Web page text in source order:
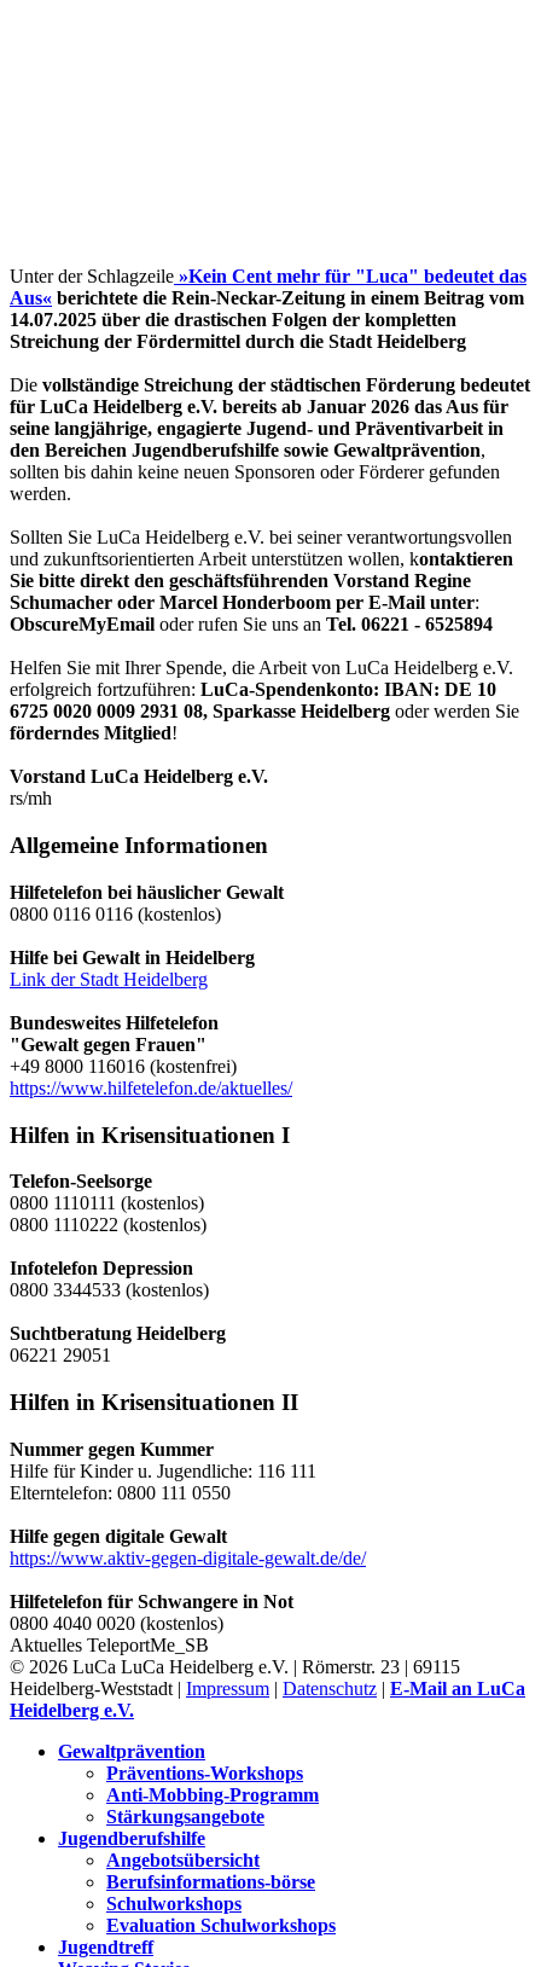
Unter der Schlagzeile »Kein Cent mehr für "Luca" bedeutet das
Aus« berichtete die Rein-Neckar-Zeitung in einem Beitrag vom
14.07.2025 über die drastischen Folgen der kompletten
Streichung der Fördermittel durch die Stadt Heidelberg
Die vollständige Streichung der städtischen Förderung bedeutet
für LuCa Heidelberg e.V. bereits ab Januar 2026 das Aus für
seine langjährige, engagierte Jugend- und Präventivarbeit in
den Bereichen Jugendberufshilfe sowie Gewaltprävention,
sollten bis dahin keine neuen Sponsoren oder Förderer gefunden
werden.
Sollten Sie LuCa Heidelberg e.V. bei seiner verantwortungsvollen
und zukunftsorientierten Arbeit unterstützen wollen, kontaktieren
Sie bitte direkt den geschäftsführenden Vorstand Regine
Schumacher oder Marcel Honderboom per E-Mail unter:
ObscureMyEmail oder rufen Sie uns an Tel. 06221 - 6525894
Helfen Sie mit Ihrer Spende, die Arbeit von LuCa Heidelberg e.V.
erfolgreich fortzuführen: LuCa-Spendenkonto: IBAN: DE 10
6725 0020 0009 2931 08, Sparkasse Heidelberg oder werden Sie
förderndes Mitglied!
Vorstand LuCa Heidelberg e.V.
rs/mh
Allgemeine Informationen
Hilfetelefon bei häuslicher Gewalt
0800 0116 0116 (kostenlos)
Hilfe bei Gewalt in Heidelberg
Link der Stadt Heidelberg
Bundesweites Hilfetelefon
"Gewalt gegen Frauen"
+49 8000 116016 (kostenfrei)
https://www.hilfetelefon.de/aktuelles/
Hilfen in Krisensituationen I
Telefon-Seelsorge
0800 1110111 (kostenlos)
0800 1110222 (kostenlos)
Infotelefon Depression
0800 3344533 (kostenlos)
Suchtberatung Heidelberg
06221 29051
Hilfen in Krisensituationen II
Nummer gegen Kummer
Hilfe für Kinder u. Jugendliche: 116 111
Elterntelefon: 0800 111 0550
Hilfe gegen digitale Gewalt
https://www.aktiv-gegen-digitale-gewalt.de/de/
Hilfetelefon für Schwangere in Not
0800 4040 0020 (kostenlos)
Aktuelles TeleportMe_SB
© 2026 LuCa LuCa Heidelberg e.V. | Römerstr. 23 | 69115
Heidelberg-Weststadt | Impressum | Datenschutz | E-Mail an LuCa
Heidelberg e.V.
Gewaltprävention
Präventions-Workshops
Anti-Mobbing-Programm
Stärkungsangebote
Jugendberufshilfe
Angebotsübersicht
Berufsinformations-börse
Schulworkshops
Evaluation Schulworkshops
Jugendtreff